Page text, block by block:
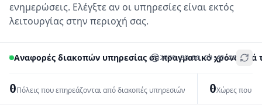
ενημερώσεις. Ελέγξτε αν οι υπηρεσίες είναι εκτός
λειτουργίας στην περιοχή σας.
Αναφορές διακοπών υπηρεσίας σε πραγματικό χρόνο ανά
2026-08-06 09:40:27
0Πόλεις που επηρεάζονται από διακοπές υπηρεσιών 0Χώρες που
+